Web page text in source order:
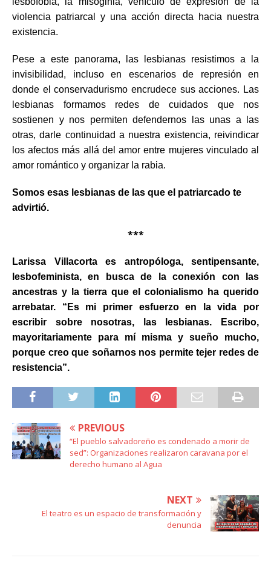
violencia patriarcal y una acción directa hacia nuestra
existencia.
Pese a este panorama, las lesbianas resistimos a la
invisibilidad, incluso en escenarios de represión en
donde el conservadurismo encrudece sus acciones. Las
lesbianas formamos redes de cuidados que nos
sostienen y nos permiten defendernos las unas a las
otras, darle continuidad a nuestra existencia, reivindicar
los afectos más allá del amor entre mujeres vinculado al
amor romántico y organizar la rabia.
Somos esas lesbianas de las que el patriarcado te
advirtió.
***
Larissa Villacorta es antropóloga, sentipensante,
lesbofeminista, en busca de la conexión con las
ancestras y la tierra que el colonialismo ha querido
arrebatar. “Es mi primer esfuerzo en la vida por
escribir sobre nosotras, las lesbianas. Escribo,
mayoritariamente para mí misma y sueño mucho,
porque creo que soñarnos nos permite tejer redes de
resistencia”.
PREVIOUS
“El pueblo salvadoreño es condenado a morir de
sed”: Organizaciones realizaron caravana por el
derecho humano al Agua
NEXT
El teatro es un espacio de transformación y
denuncia